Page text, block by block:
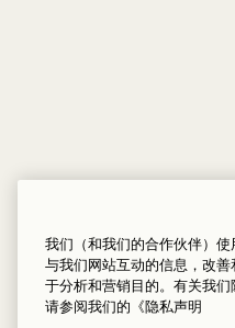
探索优惠
我们（和我们的合作伙伴）使
与我们网站互动的信息，改
于分析和营销目的。有关我们
请参阅我们的
《隐私声明